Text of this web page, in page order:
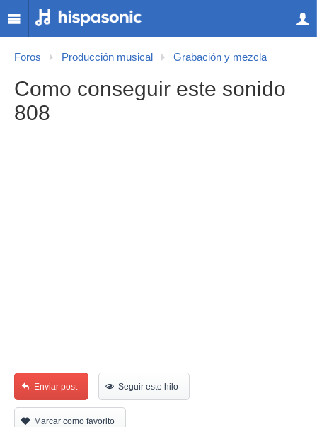
Foros Producción musical Grabación y mezcla
Como conseguir este sonido
808
Enviar post Seguir este hilo
Marcar como favorito